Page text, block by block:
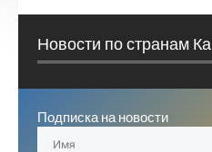
Новости по странам
Подписка на новости